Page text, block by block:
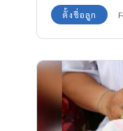
ตั้งชื่อลูก